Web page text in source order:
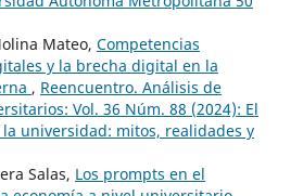
Mateo, Competencias
y la brecha digital en la
, Reencuentro. Análisis de
Vol. 36 Núm. 88 (2024): El
universidad: mitos, realidades y
Salas, Los prompts en el